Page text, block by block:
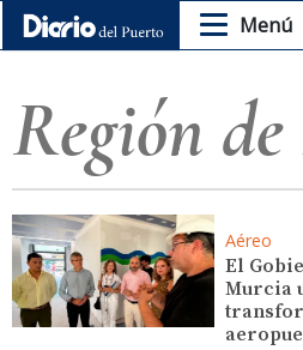
Menú
Región
Aéreo
El
Murcia